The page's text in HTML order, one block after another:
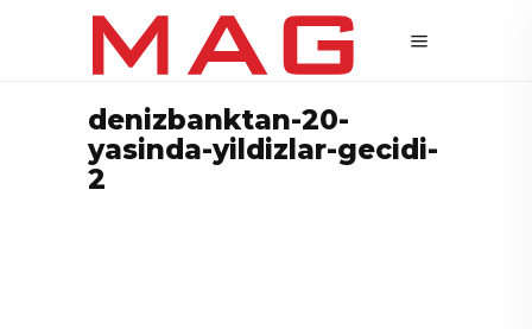
denizbanktan-20-
yasinda-yildizlar-gecidi-
2